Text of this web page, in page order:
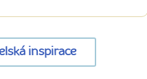
inspirace